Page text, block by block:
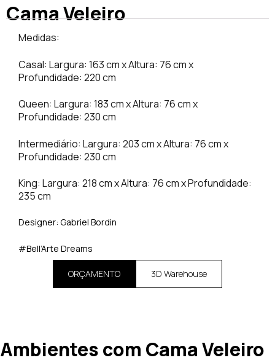
Cama Veleiro
Medidas:
Casal: Largura: 163 cm x Altura: 76 cm x
Profundidade: 220 cm
Queen: Largura: 183 cm x Altura: 76 cm x
Profundidade: 230 cm
Intermediário: Largura: 203 cm x Altura: 76 cm x
Profundidade: 230 cm
King: Largura: 218 cm x Altura: 76 cm x Profundidade:
235 cm
Designer: Gabriel Bordin
#Bell’Arte Dreams
ORÇAMENTO 3D Warehouse
Ambientes com Cama Veleiro